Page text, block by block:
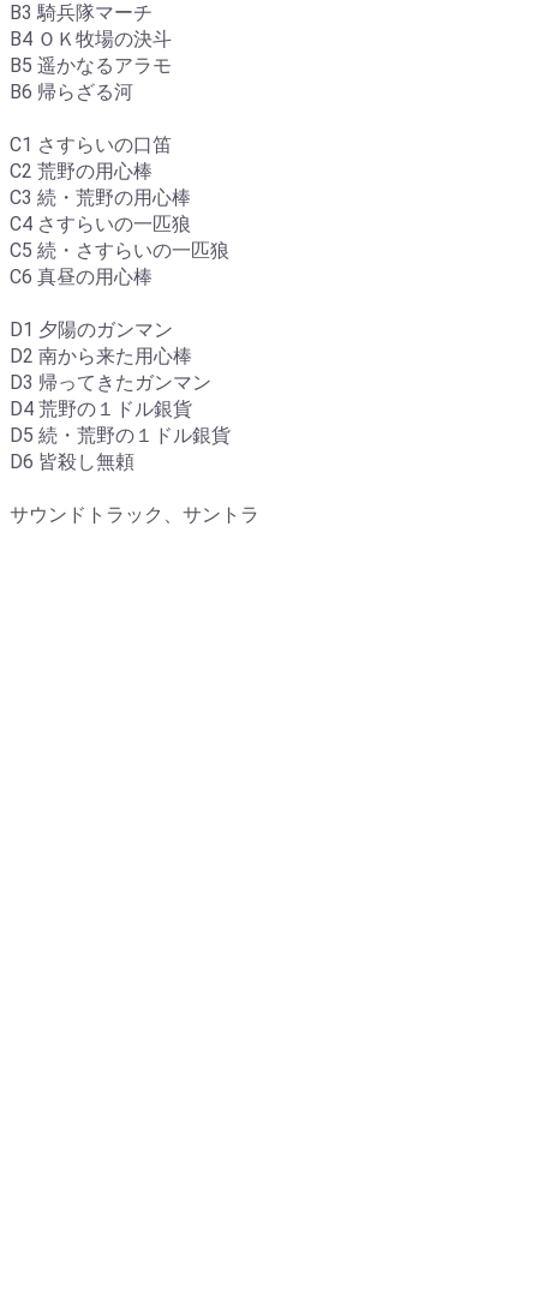
B3 騎兵隊マーチ
B4 ＯＫ牧場の決斗
B5 遥かなるアラモ
B6 帰らざる河
C1 さすらいの口笛
C2 荒野の用心棒
C3 続・荒野の用心棒
C4 さすらいの一匹狼
C5 続・さすらいの一匹狼
C6 真昼の用心棒
D1 夕陽のガンマン
D2 南から来た用心棒
D3 帰ってきたガンマン
D4 荒野の１ドル銀貨
D5 続・荒野の１ドル銀貨
D6 皆殺し無頼
サウンドトラック、サントラ